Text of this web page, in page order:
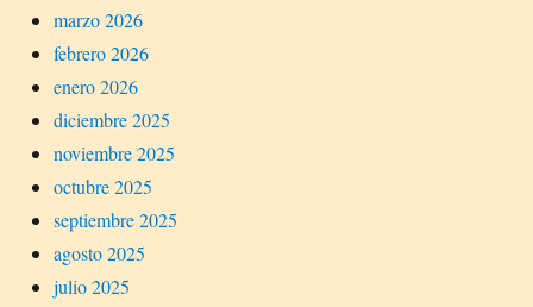
marzo 2026
febrero 2026
enero 2026
diciembre 2025
noviembre 2025
octubre 2025
septiembre 2025
agosto 2025
julio 2025